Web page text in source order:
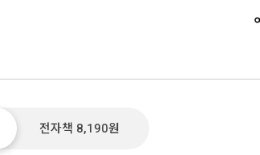
전자책 8,190원